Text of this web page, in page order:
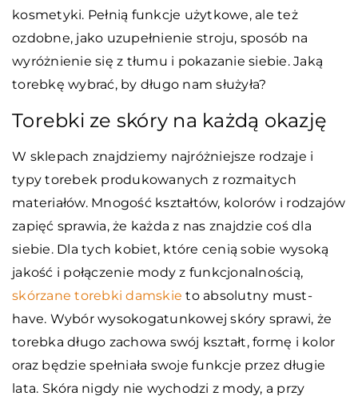
kosmetyki. Pełnią funkcje użytkowe, ale też
ozdobne, jako uzupełnienie stroju, sposób na
wyróżnienie się z tłumu i pokazanie siebie. Jaką
torebkę wybrać, by długo nam służyła?
Torebki ze skóry na każdą okazję
W sklepach znajdziemy najróżniejsze rodzaje i
typy torebek produkowanych z rozmaitych
materiałów. Mnogość kształtów, kolorów i rodzajów
zapięć sprawia, że każda z nas znajdzie coś dla
siebie. Dla tych kobiet, które cenią sobie wysoką
jakość i połączenie mody z funkcjonalnością,
skórzane torebki damskie to absolutny must-
have. Wybór wysokogatunkowej skóry sprawi, że
torebka długo zachowa swój kształt, formę i kolor
oraz będzie spełniała swoje funkcje przez długie
lata. Skóra nigdy nie wychodzi z mody, a przy